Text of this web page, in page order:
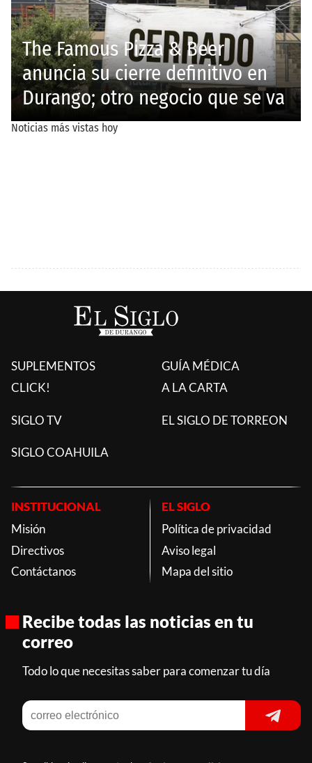
SUPLEMENTOS
CLICK!
GUÍA MÉDICA
A LA CARTA
SIGLO TV EL SIGLO DE TORREON
SIGLO COAHUILA
INSTITUCIONAL
Misión
Directivos
Contáctanos
EL SIGLO
Política de privacidad
Aviso legal
Mapa del sitio
Recibe todas las noticias en tu
correo
Todo lo que necesitas saber para comenzar tu día